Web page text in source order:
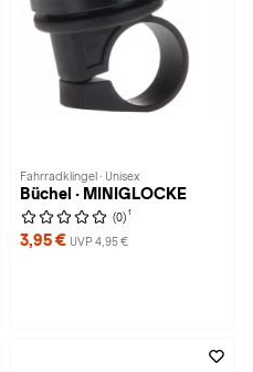
Fahrradklingel · Unisex
Büchel · MINIGLOCKE
(0) 1
3,95 € UVP 4,95 €